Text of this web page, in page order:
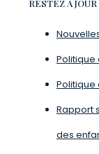
RESTEZ À JOUR
Politique
Politique
Rapport
des